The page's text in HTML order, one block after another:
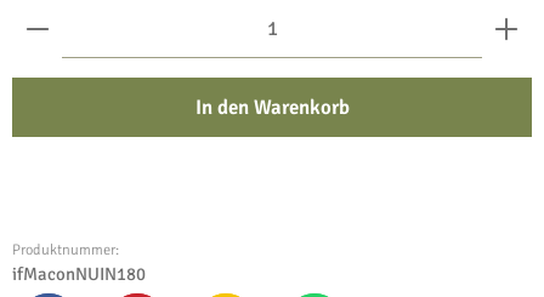
Produkt Anzahl: Gib den gewünschten Wert ein oder
In den Warenkorb
Produktnummer:
ifMaconNUIN180